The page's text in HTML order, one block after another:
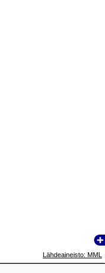
Lähdeaineisto: MML